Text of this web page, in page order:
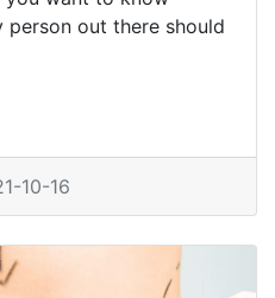
out there should
10-16